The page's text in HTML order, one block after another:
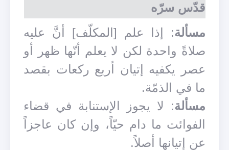
قدّس سرّه
مسألة: إذا علم [المكلّف] أنَّ عليه
صلاةً واحدة لكن لا يعلم أنّها ظهر أو
عصر يكفيه إتيان أربع ركعات بقصد
ما في الذمّة.
مسألة: لا يجوز الإستنابة في قضاء
الفوائت ما دام حيّاً، وإن كان عاجزاً
عن إتيانها أصلاً.